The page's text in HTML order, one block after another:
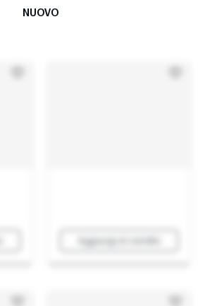
NUOVO
Aggiungi al carrello